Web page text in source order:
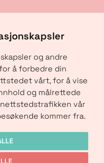
og andre
å forbedre din
vårt, for å vise
og målrettede
vår
kommer fra.